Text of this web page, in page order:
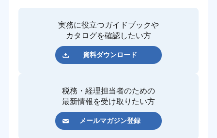
実務に役立つガイドブックや
カタログを確認したい方
資料ダウンロード
税務・経理担当者のための
最新情報を受け取りたい方
メールマガジン登録